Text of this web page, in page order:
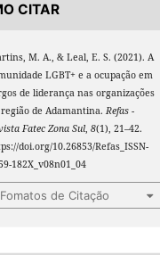
CITAR
M. A., & Leal, E. S. (2021). A
LGBT+ e a ocupação em
de liderança nas organizações
de Adamantina.Refas -
Fatec Zona Sul,8(1), 21–42.
doi.org/10.26853/Refas_ISSN-
182X_v08n01_04
Fomatos de Citação